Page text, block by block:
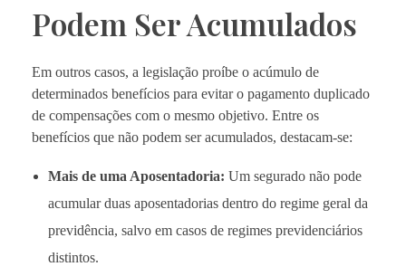
Podem Ser Acumulados
Em outros casos, a legislação proíbe o acúmulo de
determinados benefícios para evitar o pagamento duplicado
de compensações com o mesmo objetivo. Entre os
benefícios que não podem ser acumulados, destacam-se:
Mais de uma Aposentadoria: Um segurado não pode
acumular duas aposentadorias dentro do regime geral da
previdência, salvo em casos de regimes previdenciários
distintos.